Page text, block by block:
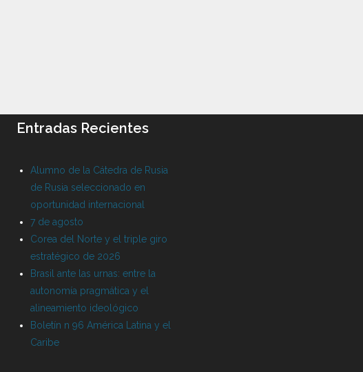
Entradas Recientes
Alumno de la Cátedra de Rusia
de Rusia seleccionado en
oportunidad internacional
7 de agosto
Corea del Norte y el triple giro
estratégico de 2026
Brasil ante las urnas: entre la
autonomía pragmática y el
alineamiento ideológico
Boletín n 96 América Latina y el
Caribe